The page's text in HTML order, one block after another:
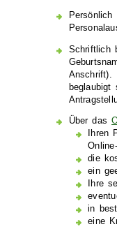
Schriftlich
Anschrift)
Über das
Ihren
die
ein
Ihre
in
eine